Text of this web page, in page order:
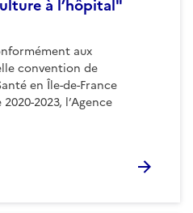
à l’hôpital"
aux
convention de
en Île-de-France
2023, l’Agence